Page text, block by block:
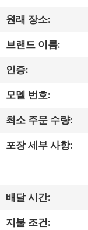
품
VR
회
리
에
원래 장소:
브랜드 이름:
인증:
모델 번호:
최소 주문 수량:
포장 세부 사항:
배달 시간:
지불 조건: